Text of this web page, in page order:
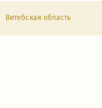
Витебская область